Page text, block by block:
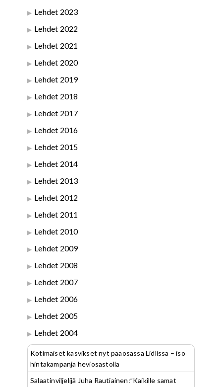
Lehdet 2023
Lehdet 2022
Lehdet 2021
Lehdet 2020
Lehdet 2019
Lehdet 2018
Lehdet 2017
Lehdet 2016
Lehdet 2015
Lehdet 2014
Lehdet 2013
Lehdet 2012
Lehdet 2011
Lehdet 2010
Lehdet 2009
Lehdet 2008
Lehdet 2007
Lehdet 2006
Lehdet 2005
Lehdet 2004
Kotimaiset kasvikset nyt pääosassa Lidlissä – iso
hintakampanja heviosastolla
Salaatinviljelijä Juha Rautiainen:”Kaikille samat